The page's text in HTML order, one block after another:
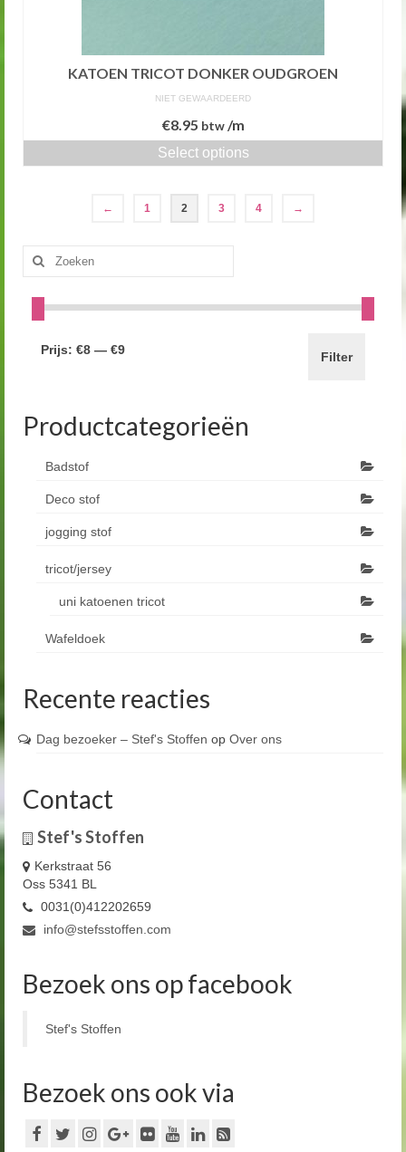
KATOEN TRICOT DONKER OUDGROEN
NIET GEWAARDEERD
€8.95 btw/m
Select options
← 1 2 3 4 →
Zoeken
naar:
Filter
Prijs: €8 — €9
Productcategorieën
Badstof
Deco stof
jogging stof
tricot/jersey
uni katoenen tricot
Wafeldoek
Recente reacties
Dag bezoeker – Stef's Stoffen op Over ons
Contact
Stef's Stoffen
Kerkstraat 56
Oss 5341 BL
0031(0)412202659
info@stefsstoffen.com
Bezoek ons op facebook
Stef's Stoffen
Bezoek ons ook via